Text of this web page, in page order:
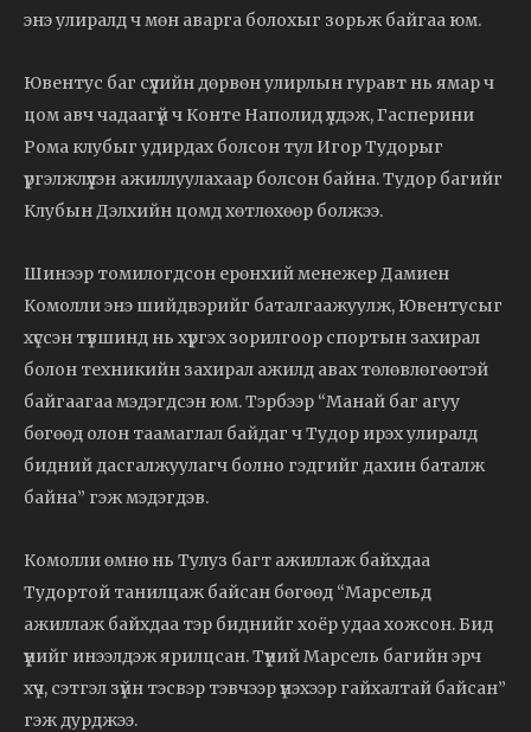
энэ улиралд ч мөн аварга болохыг зорьж байгаа юм.
Ювентус баг сүүлийн дөрвөн улирлын гуравт нь ямар ч
цом авч чадаагүй ч Конте Наполид үлдэж, Гасперини
Рома клубыг удирдах болсон тул Игор Тудорыг
үргэлжлүүлэн ажиллуулахаар болсон байна. Тудор багийг
Клубын Дэлхийн цомд хөтлөхөөр болжээ.
Шинээр томилогдсон ерөнхий менежер Дамиен
Комолли энэ шийдвэрийг баталгаажуулж, Ювентусыг
хүссэн түвшинд нь хүргэх зорилгоор спортын захирал
болон техникийн захирал ажилд авах төлөвлөгөөтэй
байгаагаа мэдэгдсэн юм. Тэрбээр “Манай баг агуу
бөгөөд олон таамаглал байдаг ч Тудор ирэх улиралд
бидний дасгалжуулагч болно гэдгийг дахин баталж
байна” гэж мэдэгдэв.
Комолли өмнө нь Тулуз багт ажиллаж байхдаа
Тудортой танилцаж байсан бөгөөд “Марсельд
ажиллаж байхдаа тэр биднийг хоёр удаа хожсон. Бид
үүнийг инээлдэж ярилцсан. Түүний Марсель багийн эрч
хүч, сэтгэл зүйн тэсвэр тэвчээр үнэхээр гайхалтай байсан”
гэж дурджээ.